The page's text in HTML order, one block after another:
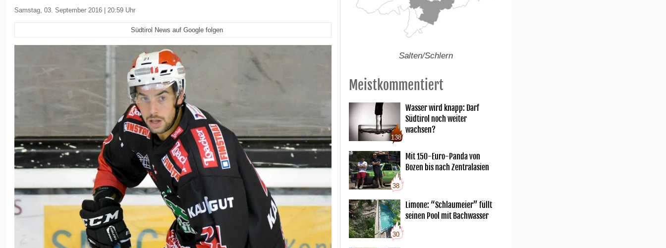
Samstag, 03. September 2016 | 20:59 Uhr
Südtirol News auf Google folgen
Salten/Schlern
Meistkommentiert
138
Wasser wird knapp: Darf
Südtirol noch weiter
wachsen?
38
Mit 150-Euro-Panda von
Bozen bis nach Zentralasien
30
Limone: “Schlaumeier” füllt
seinen Pool mit Bachwasser